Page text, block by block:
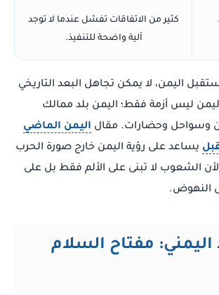
كثير من الاتفاقات تفشل عندما لا توجد
آلية واضحة للتنفيذ.
اليمن، لا يمكن تجاهل البعد التاريخي
ليس أزمة فقط؛ اليمن بلد ممالك
وسواحل وحضارات. مقال اليمن الماضي
يساعد على رؤية اليمن خارج صورة الحرب
الشعوب لا تبنى على الألم فقط بل على
النهوض.
اليمني: مفتاح السلام